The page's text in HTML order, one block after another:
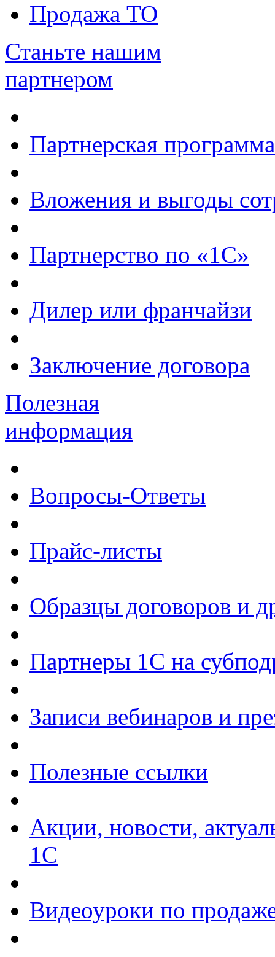
Продажа ТО
Станьте нашим
партнером
Партнерская программа
Вложения и выгоды
Партнерство по «1С»
Дилер или франчайзи
Заключение договора
Полезная
информация
Вопросы-Ответы
Прайс-листы
Образцы договоров и
Партнеры 1С на
Записи вебинаров и
Полезные ссылки
Акции, новости,
1С
Видеоуроки по